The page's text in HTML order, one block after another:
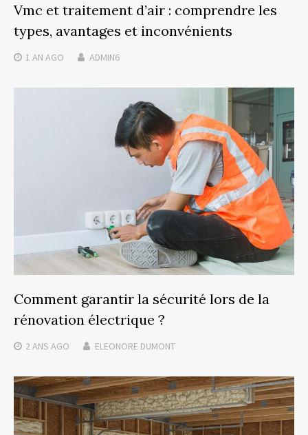
Vmc et traitement d’air : comprendre les
types, avantages et inconvénients
1 AN AGO ADMIN6
Comment garantir la sécurité lors de la
rénovation électrique ?
2 ANS AGO ELEONORE DUMONT